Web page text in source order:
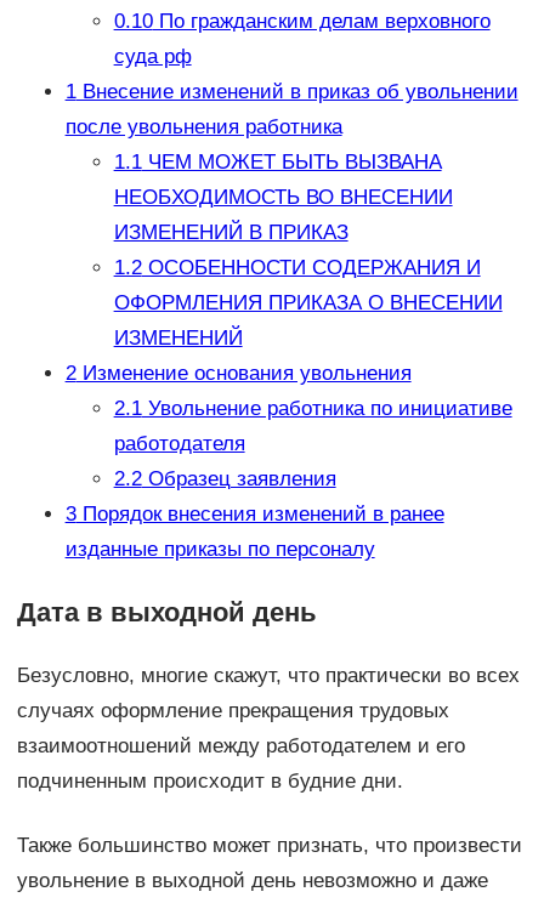
0.10По гражданским делам верховного
суда рф
1Внесение изменений в приказ об увольнении
после увольнения работника
1.1ЧЕМ МОЖЕТ БЫТЬ ВЫЗВАНА
НЕОБХОДИМОСТЬ ВО ВНЕСЕНИИ
ИЗМЕНЕНИЙ В ПРИКАЗ
1.2ОСОБЕННОСТИ СОДЕРЖАНИЯ И
ОФОРМЛЕНИЯ ПРИКАЗА О ВНЕСЕНИИ
ИЗМЕНЕНИЙ
2Изменение основания увольнения
2.1Увольнение работника по инициативе
работодателя
2.2Образец заявления
3Порядок внесения изменений в ранее
изданные приказы по персоналу
Дата в выходной день
Безусловно, многие скажут, что практически во всех
случаях оформление прекращения трудовых
взаимоотношений между работодателем и его
подчиненным происходит в будние дни.
Также большинство может признать, что произвести
увольнение в выходной день невозможно и даже